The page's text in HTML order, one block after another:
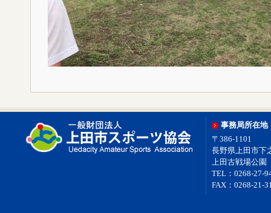
事務局所在地
〒386-1101
長野県上田市下
上田古戦場公園
TEL：0268-27-
FAX：0268-21-